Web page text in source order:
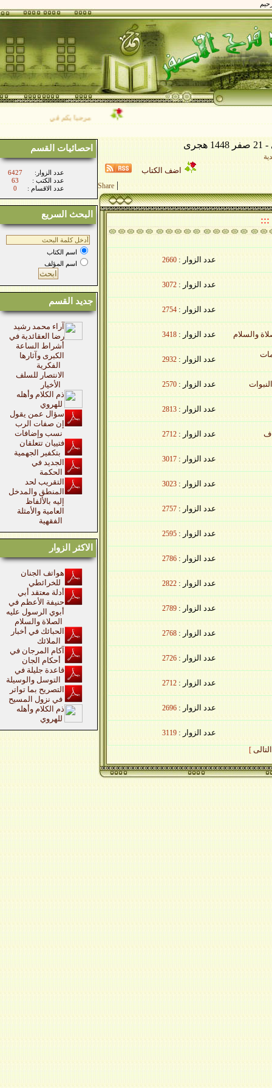
مرحبا بكم في موقع فضيلة الشيخ/
احصائيات القسم
6427
:عدد الزوار
: عدد الكتب
: عدد الاقسام
البحث السريع
اسم الكتاب
اسم المؤلف
جديد القسم
آراء محمد رشيد
رضا العقائدية في
أشراط الساعة
الكبرى وآثارها
الانتصار للسلف
ذم الكلام وأهله
سؤال عمن يقول
إن صفات الرب
فتييان تتعلقان
بتكفير الجهمية
الجديد في
الحكمة
التقريب لحد
المنطق والمدخل
إليه بالألفاظ
العامية والأمثلة
الاكثر الزوار
هواتف الجنان
للخرائطي
أدلة معتقد أبي
حنيفة الأعظم في
أبوي الرسول عليه
الحبائك في أخبار
الملائك
آكام المرجان في
أحكام الجان
قاعدة جليلة في
التوسل والوسيلة
التصريح بما تواتر
في نزول المسيح
ذم الكلام وأهله
اضف الكتاب
Share
عدد الزوار :2660
عدد الزوار :3072
عدد الزوار :2754
عدد الزوار :3418
عدد الزوار :2932
عدد الزوار :2570
عدد الزوار :2813
عدد الزوار :2712
عدد الزوار :3017
عدد الزوار :3023
عدد الزوار :2757
عدد الزوار :2595
عدد الزوار :2786
عدد الزوار :2822
عدد الزوار :2789
عدد الزوار :2768
عدد الزوار :2726
عدد الزوار :2712
عدد الزوار :2696
عدد الزوار :3119
]